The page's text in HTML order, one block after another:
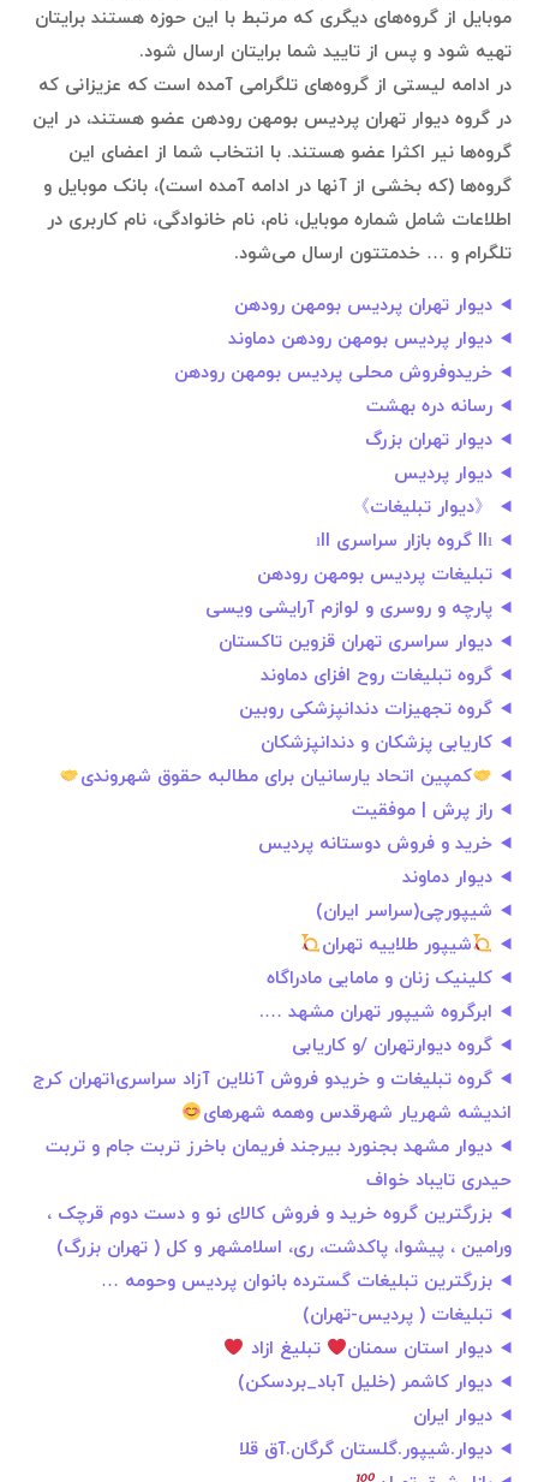
موبایل از گروه‌های دیگری که مرتبط با این حوزه هستند برایتان
تهیه شود و پس از تایید شما برایتان ارسال شود.
در ادامه لیستی از گروه‌های تلگرامی آمده است که عزیزانی که
در گروه دیوار تهران پردیس بومهن رودهن عضو هستند، در این
گروه‌ها نیر اکثرا عضو هستند. با انتخاب شما از اعضای این
گروه‌ها (که بخشی از آنها در ادامه آمده است)، بانک موبایل و
اطلاعات شامل شماره موبایل، نام، نام خانوادگی، نام کاربری در
تلگرام و … خدمتتون ارسال می‌شود.
دیوار تهران پردیس بومهن رودهن
دیوار پردیس بومهن رودهن دماوند
خریدوفروش محلی پردیس بومهن رودهن
رسانه دره بهشت
دیوار تهران بزرگ
دیوار پردیس
《دیوار تبلیغات》
llı گروه بازار سراسری ıll
تبلیغات پردیس بومهن رودهن
پارچه و روسری و لوازم آرایشی ویسی
دیوار سراسری تهران قزوین تاکستان
گروه تبلیغات روح افزای دماوند
گروه تجهیزات دندانپزشکی روبین
کاریابی پزشکان و دندانپزشکان
کمپین اتحاد یارسانیان برای مطالبە حقوق شهروندی
راز پرش | موفقیت
خرید و فروش دوستانه پردیس
دیوار دماوند
شیپورچی(سراسر ايران)
شیپور طلاییه تهران
کلینیک زنان و مامایی مادراگاه
ابرگروه شیپور تهران مشهد ….
گروه دیوارتهران /و کاریابی
گروه تبلیغات و خریدو فروش آنلاین آزاد سراسری1تهران کرج
اندیشه شهریار شهرقدس وهمه شهرهای
دیوار مشهد بجنورد بیرجند فریمان باخرز تربت جام و تربت
حیدری تایباد خواف
بزرگترین گروه خرید و فروش کالای نو و دست دوم قرچک ،
ورامین ، پیشوا، پاکدشت، ری، اسلامشهر و کل ( تهران بزرگ)
بزرگترین تبلیغات گسترده بانوان پردیس وحومه …
تبلیغات ( پردیس-تهران)
دیوار استان سمنان
تبلیغ ازاد
دیوار کاشمر (خلیل آباد_بردسکن)
دیوار ایران
دیوار.شیپور.گلستان گرگان.آق قلا